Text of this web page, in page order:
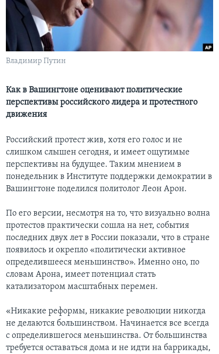
Learning English
СОЦИАЛЬНЫЕ СЕТИ
Языки
Владимир Путин
Как в Вашингтоне оценивают политические
перспективы российского лидера и протестного
движения
Российский протест жив, хотя его голос и не
слишком слышен сегодня, и имеет ощутимые
перспективы на будущее. Таким мнением в
понедельник в Институте поддержки демократии в
Вашингтоне поделился политолог Леон Арон.
По его версии, несмотря на то, что визуально волна
протестов практически сошла на нет, события
последних двух лет в России показали, что в стране
появилось и окрепло «политически активное
определившееся меньшинство». Именно оно, по
словам Арона, имеет потенциал стать
катализатором масштабных перемен.
«Никакие реформы, никакие революции никогда
не делаются большинством. Начинается все всегда
с определившегося меньшинства. От большинства
требуется оставаться дома и не идти на баррикады,